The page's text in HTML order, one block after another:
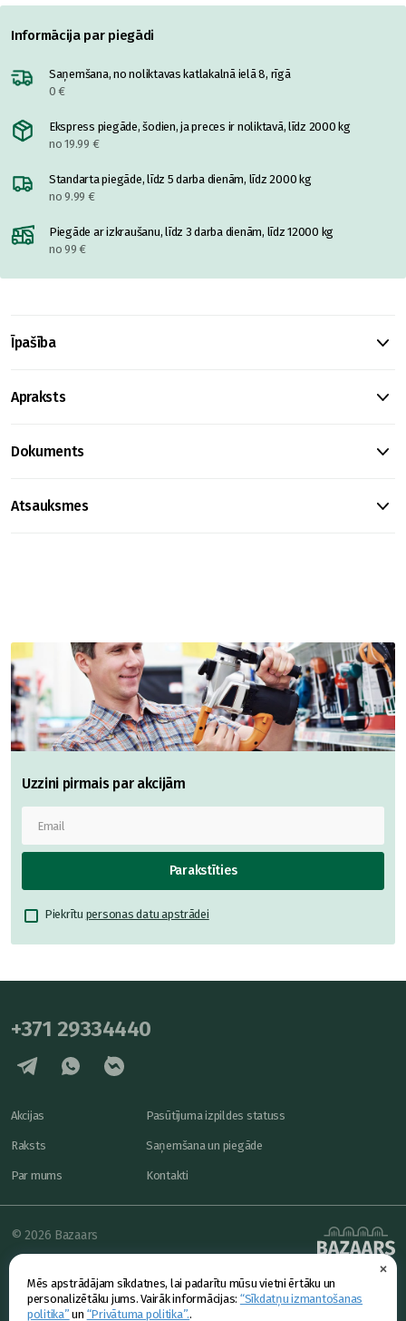
×
Mēs apstrādājam sīkdatnes, lai padarītu mūsu vietni ērtāku un
personalizētāku jums. Vairāk informācijas: “Sīkdatņu izmantošanas
politika” un “Privātuma politika”..
Informācija par piegādi
Saņemšana, no noliktavas katlakalnā ielā 8, rīgā
0 €
Ekspress piegāde, šodien, ja preces ir noliktavā, līdz 2000 kg
no 19.99 €
Standarta piegāde, līdz 5 darba dienām, līdz 2000 kg
no 9.99 €
Piegāde ar izkraušanu, līdz 3 darba dienām, līdz 12000 kg
no 99 €
Īpašība
Apraksts
Dokuments
Atsauksmes
Uzzini pirmais par akcijām
Parakstīties
Piekrītu personas datu apstrādei
+371 29334440
Akcijas
Raksts
Par mums
Pasūtījuma izpildes statuss
Saņemšana un piegāde
Kontakti
powered by
© 2026 Bazaars
Konfidencialitāte
Piedāvājums